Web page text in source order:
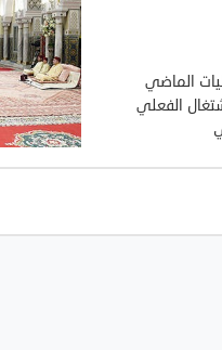
الماضي
الفعلي